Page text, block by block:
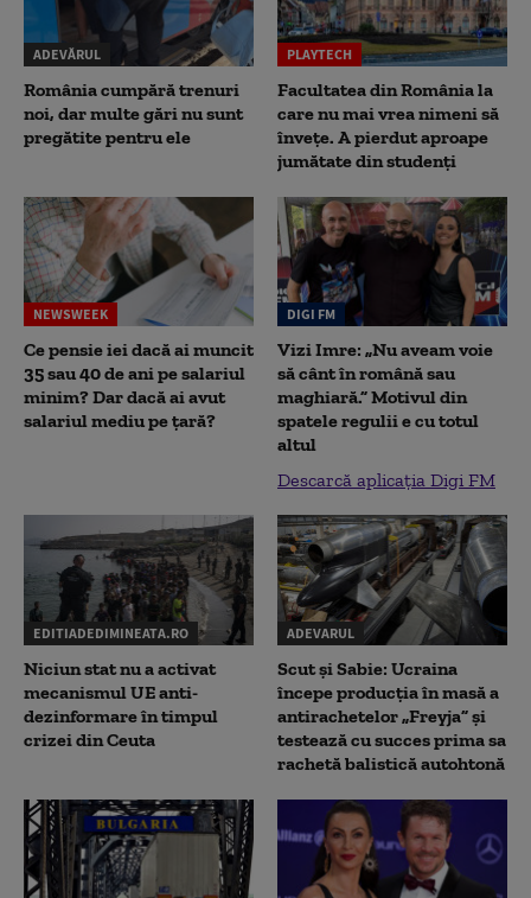
ADEVĂRUL
România cumpără trenuri
noi, dar multe gări nu sunt
pregătite pentru ele
PLAYTECH
Facultatea din România la
care nu mai vrea nimeni să
înveţe. A pierdut aproape
jumătate din studenţi
NEWSWEEK
Ce pensie iei dacă ai muncit
35 sau 40 de ani pe salariul
minim? Dar dacă ai avut
salariul mediu pe țară?
DIGI FM
Vizi Imre: „Nu aveam voie
să cânt în română sau
maghiară.” Motivul din
spatele regulii e cu totul
altul
Descarcă aplicația Digi FM
EDITIADEDIMINEATA.RO
Niciun stat nu a activat
mecanismul UE anti-
dezinformare în timpul
crizei din Ceuta
ADEVARUL
Scut și Sabie: Ucraina
începe producția în masă a
antirachetelor „Freyja” și
testează cu succes prima sa
rachetă balistică autohtonă